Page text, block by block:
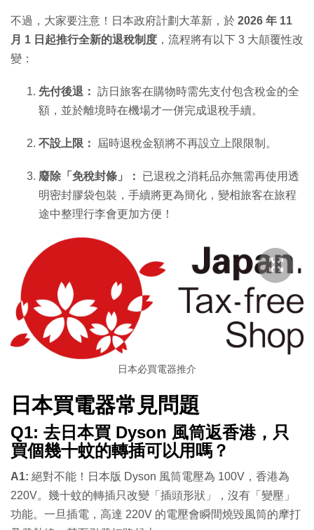
不過，大家要注意！日本政府計劃大革新，於 2026 年 11
月 1 日起推行全新的退稅制度 ，流程將有以下 3 大顛覆性改
變：
先付後退： 訪日旅客在購物時需先支付包含稅金的全
額，並於離境時在機場才一併完成退稅手續。
不設上限： 屆時退稅金額將不再設立上限限制。
廢除「免稅封條」：
已退稅之消耗品亦無需再使用透
明密封膠袋包裝，手續將更為簡化，變相旅客在旅程
途中整理行李會更加方便！
日本必買電器推介
日本買電器常見問題
Q1: 去日本買 Dyson 風筒返香港，只
買個幾十蚊的轉插可以用嗎？
A1: 絕對不能！日本版 Dyson 風筒電壓為 100V，香港為
220V。幾十蚊的轉插只改變「插頭形狀」，沒有「變壓」
功能。一旦插電，高達 220V 的電壓會瞬間燒毀風筒的摩打